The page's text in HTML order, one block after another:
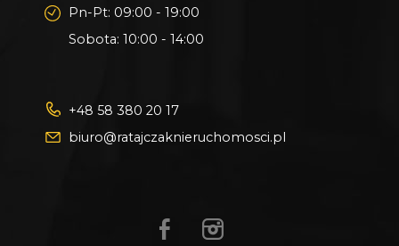
Pn-Pt: 09:00 - 19:00
Sobota: 10:00 - 14:00
+48 58 380 20 17
biuro@ratajczaknieruchomosci.pl